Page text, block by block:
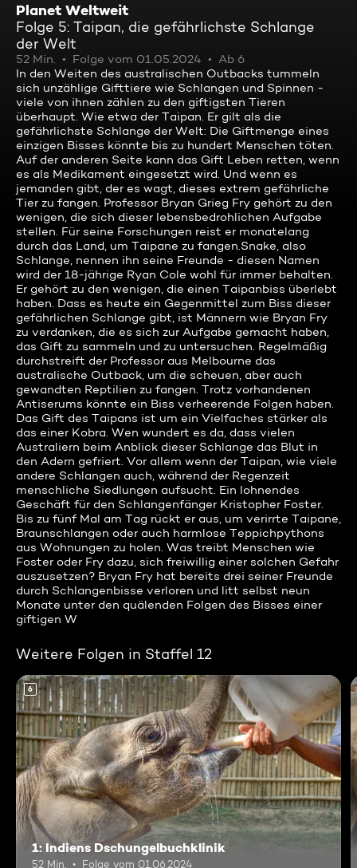
Planet Weltweit
Folge 5: Taipan, die gefährlichste Schlange
der Welt
52 Min. Folge vom 01.05.2024
Ab 6
In den Weiten des australischen Outbacks tummeln
sich unzählige Gifttiere wie Schlangen und Spinnen -
viele von ihnen zählen zu den giftigsten Tieren
überhaupt. Wie etwa der Taipan. Er gilt als die
gefährlichste Schlange der Welt: Die Giftmenge eines
einzigen Bisses könnte bis zu hundert Menschen töten.
Auf der anderen Seite kann das Gift Leben retten, wenn
es als Medikament eingesetzt wird. Und wenn es
jemanden gibt, der es wagt, dieses extrem gefährliche
Tier zu fangen. Professor Bryan Grieg Fry gehört zu den
wenigen, die sich dieser lebensbedrohlichen Aufgabe
stellen. Für seine Forschungen reist er monatelang
durch das Land, um Taipane zu fangen.Snake, also
Schlange, nennen ihn seine Freunde - diesen Namen
wird der 18-jährige Ryan Cole wohl für immer behalten.
Er gehört zu den wenigen, die einen Taipanbiss überlebt
haben. Dass es heute ein Gegenmittel zum Biss dieser
gefährlichen Schlange gibt, ist Männern wie Bryan Fry
zu verdanken, die es sich zur Aufgabe gemacht haben,
das Gift zu sammeln und zu untersuchen. Regelmäßig
durchstreift der Professor aus Melbourne das
australische Outback, um die scheuen, aber auch
gewandten Reptilien zu fangen. Trotz vorhandenen
Antiserums könnte ein Biss verheerende Folgen haben.
Das Gift des Taipans ist um ein Vielfaches stärker als
das einer Kobra. Wen wundert es da, dass vielen
Australiern beim Anblick dieser Schlange das Blut in
den Adern gefriert. Vor allem wenn der Taipan, wie viele
andere Schlangen auch, während der Regenzeit
menschliche Siedlungen aufsucht. Ein lohnendes
Geschäft für den Schlangenfänger Kristopher Foster.
Bis zu fünf Mal am Tag rückt er aus, um verirrte Taipane,
Braunschlangen oder auch harmlose Teppichpythons
aus Wohnungen zu holen. Was treibt Menschen wie
Foster oder Fry dazu, sich freiwillig einer solchen Gefahr
auszusetzen? Bryan Fry hat bereits drei seiner Freunde
durch Schlangenbisse verloren und litt selbst neun
Monate unter den quälenden Folgen des Bisses einer
giftigen W
Weitere Folgen in Staffel 12
6
1: Indiens Dschungelbuchklinik
52 Min. Folge vom 01.06.2024